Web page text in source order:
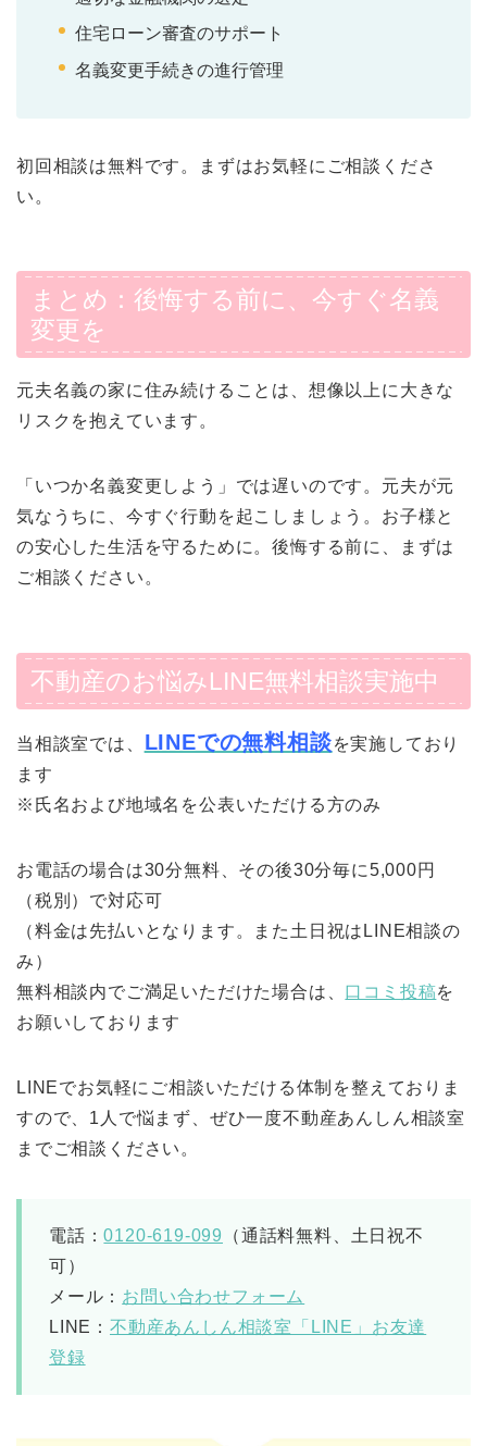
住宅ローン審査のサポート
名義変更手続きの進行管理
初回相談は無料です。まずはお気軽にご相談くださ
い。
まとめ：後悔する前に、今すぐ名義
変更を
元夫名義の家に住み続けることは、想像以上に大きな
リスクを抱えています。
「いつか名義変更しよう」では遅いのです。元夫が元
気なうちに、今すぐ行動を起こしましょう。お子様と
の安心した生活を守るために。後悔する前に、まずは
ご相談ください。
不動産のお悩みLINE無料相談実施中
当相談室では、 LINEでの無料相談を実施しており
ます
※氏名および地域名を公表いただける方のみ
お電話の場合は30分無料、その後30分毎に5,000円
（税別）で対応可
（料金は先払いとなります。また土日祝はLINE相談の
み）
無料相談内でご満足いただけた場合は、 口コミ投稿を
お願いしております
LINEでお気軽にご相談いただける体制を整えておりま
すので、1人で悩まず、ぜひ一度不動産あんしん相談室
までご相談ください。
電話：0120-619-099
（通話料無料、土日祝不
可）
メール： お問い合わせフォーム
LINE： 不動産あんしん相談室「LINE」お友達
登録